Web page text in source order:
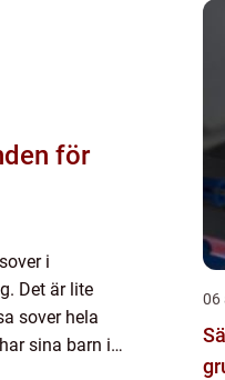
i
Det är lite
sover hela
sina barn i
06